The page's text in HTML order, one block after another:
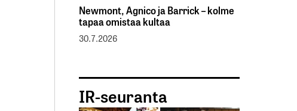
Newmont, Agnico ja Barrick – kolme
tapaa omistaa kultaa
30.7.2026
IR-seuranta